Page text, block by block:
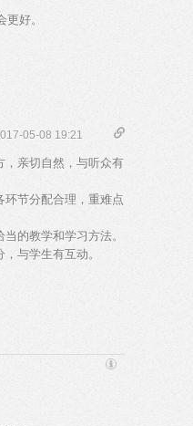
好。
05-08 19:21
，亲切自然，与听众有
环节分配合理，重难点
的教学和学习方法。
与学生有互动。